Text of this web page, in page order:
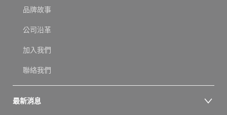
品牌故事
公司沿革
加入我們
聯絡我們
最新消息